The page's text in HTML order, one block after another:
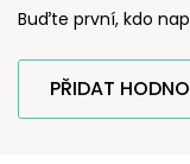
Buďte první, kdo
PŘIDAT